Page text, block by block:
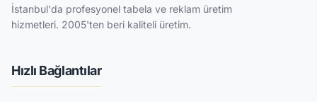
İstanbul'da profesyonel tabela ve reklam üretim
hizmetleri. 2005'ten beri kaliteli üretim.
Hızlı Bağlantılar